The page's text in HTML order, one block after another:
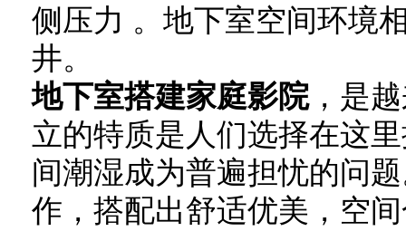
侧压力 。地下室空间环境
井。
地下室搭建家庭影院，是
立的特质是人们选择在这
间潮湿成为普遍担忧的问
作，搭配出舒适优美，空